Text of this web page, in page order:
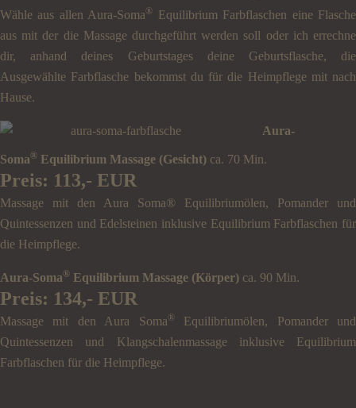
Wähle aus allen Aura-Soma ®
Equilibrium Farbflaschen eine Flasche
aus mit der die Massage durchgeführt werden soll oder ich errechne
dir, anhand deines Geburtstages deine Geburtsflasche, die
Ausgewählte Farbflasche bekommst du für die Heimpflege mit nach
Hause.
Aura-
Soma® Equilibrium Massage (Gesicht) ca. 70 Min.
Preis: 113,- EUR
Massage mit den Aura Soma® Equilibriumölen, Pomander und
Quintessenzen und Edelsteinen inklusive Equilibrium Farbflaschen für
die Heimpflege.
Aura-Soma® Equilibrium Massage (Körper) ca. 90 Min.
Preis: 134,- EUR
Massage mit den Aura Soma ®
Equilibriumölen, Pomander und
Quintessenzen und Klangschalenmassage inklusive Equilibrium
Farbflaschen für die Heimpflege.